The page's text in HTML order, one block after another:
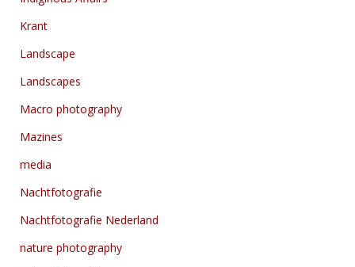
Krant
Landscape
Landscapes
Macro photography
Mazines
media
Nachtfotografie
Nachtfotografie Nederland
nature photography